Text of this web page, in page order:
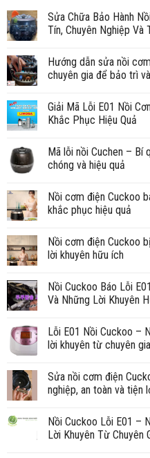
Sửa Chữa Bảo Hành
Tín, Chuyên Nghiệp Và
Hướng dẫn sửa nồi
chuyên gia để bảo trì
Giải Mã Lỗi E01 Nồi
Khắc Phục Hiệu Quả
Mã lỗi nồi Cuchen – Bí
chóng và hiệu quả
Nồi cơm điện Cuckoo
khắc phục hiệu quả
Nồi cơm điện Cuckoo
lời khuyên hữu ích
Nồi Cuckoo Báo Lỗi
Và Những Lời Khuyên
Lỗi E01 Nồi Cuckoo –
lời khuyên từ chuyên gia
Sửa nồi cơm điện
nghiệp, an toàn và tiện
Nồi Cuckoo Lỗi E01 –
Lời Khuyên Từ Chuyên